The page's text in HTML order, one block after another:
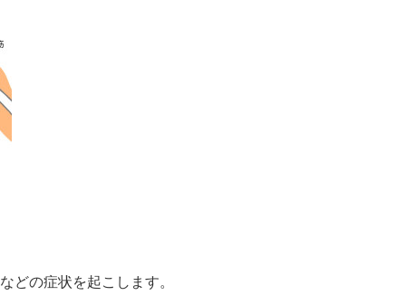
どの症状を起こします。